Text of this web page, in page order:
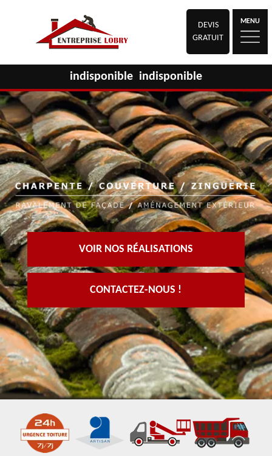
DEVIS
GRATUIT
MENU
indisponible indisponible
VOIR NOS RÉALISATIONS
CONTACTEZ-NOUS !